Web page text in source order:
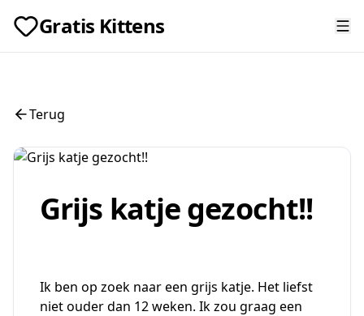
Gratis Kittens
Terug
Grijs katje gezocht!!
Ik ben op zoek naar een grijs katje. Het liefst
niet ouder dan 12 weken. Ik zou graag een